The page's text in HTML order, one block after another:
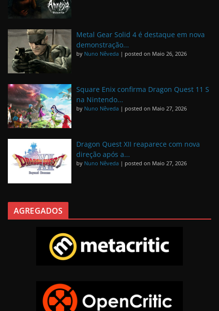
Metal Gear Solid 4 é destaque em nova
demonstração...
by Nuno Nêveda | posted on Maio 26, 2026
Square Enix confirma Dragon Quest 11 S
na Nintendo...
by Nuno Nêveda | posted on Maio 27, 2026
Dragon Quest XII reaparece com nova
direção após a...
by Nuno Nêveda | posted on Maio 27, 2026
AGREGADOS